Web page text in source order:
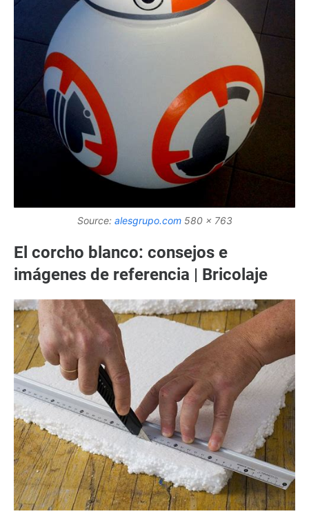
Source: alesgrupo.com580 x 763
El corcho blanco: consejos e
imágenes de referencia | Bricolaje